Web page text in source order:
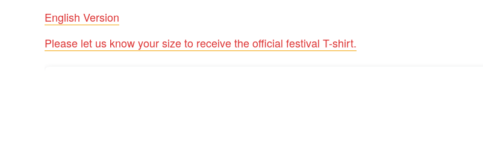
English Version
Please let us know your size to receive the official festival T-shirt.